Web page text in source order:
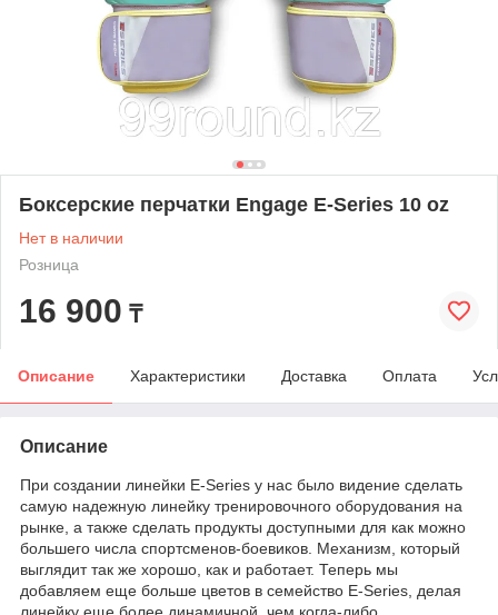
Боксерские перчатки Engage E-Series 10 oz
Нет в наличии
Розница
16 900 ₸
Описание Характеристики Доставка Оплата
Описание
При создании линейки E-Series у нас было видение сделать
самую надежную линейку тренировочного оборудования на
рынке, а также сделать продукты доступными для как можно
большего числа спортсменов-боевиков. Механизм, который
выглядит так же хорошо, как и работает. Теперь мы
добавляем еще больше цветов в семейство E-Series, делая
линейку еще более динамичной, чем когда-либо